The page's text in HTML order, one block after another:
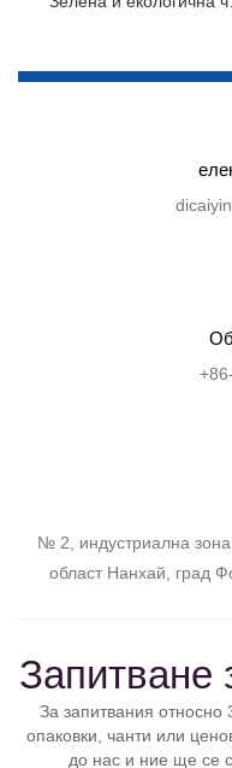
№ 2, индустриална
област Нанхай, град
Запитване
За запитвания относно
опаковки, чанти или
до нас и ние ще се